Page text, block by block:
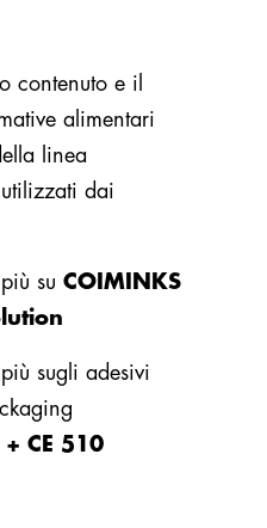
contenuto e il
alimentari
linea
dai
su COIMINKS
sugli adesivi
+ CE 510